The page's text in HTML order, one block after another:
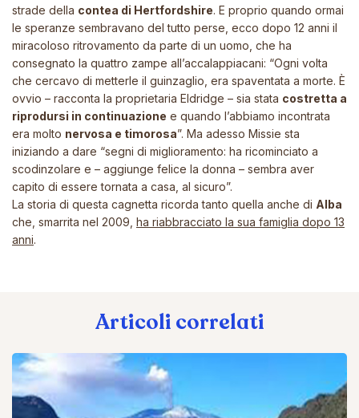
strade della contea di Hertfordshire. E proprio quando ormai
le speranze sembravano del tutto perse, ecco dopo 12 anni il
miracoloso ritrovamento da parte di un uomo, che ha
consegnato la quattro zampe all’accalappiacani: “Ogni volta
che cercavo di metterle il guinzaglio, era spaventata a morte. È
ovvio – racconta la proprietaria Eldridge – sia stata costretta a
riprodursi in continuazione e quando l’abbiamo incontrata
era molto nervosa e timorosa”. Ma adesso Missie sta
iniziando a dare “segni di miglioramento: ha ricominciato a
scodinzolare e – aggiunge felice la donna – sembra aver
capito di essere tornata a casa, al sicuro”.
La storia di questa cagnetta ricorda tanto quella anche di Alba
che, smarrita nel 2009, ha riabbracciato la sua famiglia dopo 13
anni.
Articoli correlati